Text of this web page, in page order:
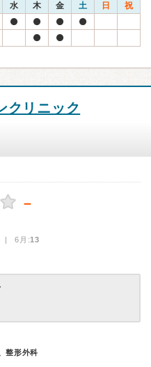
水 木 金 土 日 祝
クリニック
－
| 6月:13
整形外科